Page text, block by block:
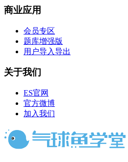
商业应用
会员专区
题库增强版
用户导入导出
关于我们
ES官网
官方微博
加入我们